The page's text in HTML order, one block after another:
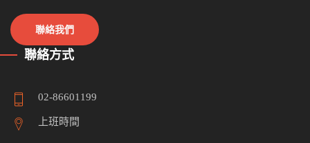
聯絡我們
聯絡方式
02-86601199
上班時間